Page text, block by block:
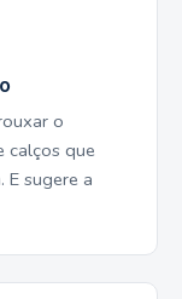
o
calços que
sugere a